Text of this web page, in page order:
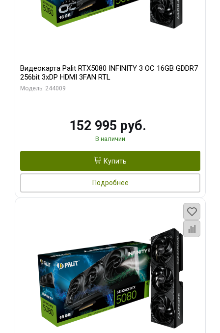
Видеокарта Palit RTX5080 INFINITY 3 OC 16GB GDDR7
256bit 3xDP HDMI 3FAN RTL
Модель: 244009
152 995 руб.
В наличии
Купить
Подробнее